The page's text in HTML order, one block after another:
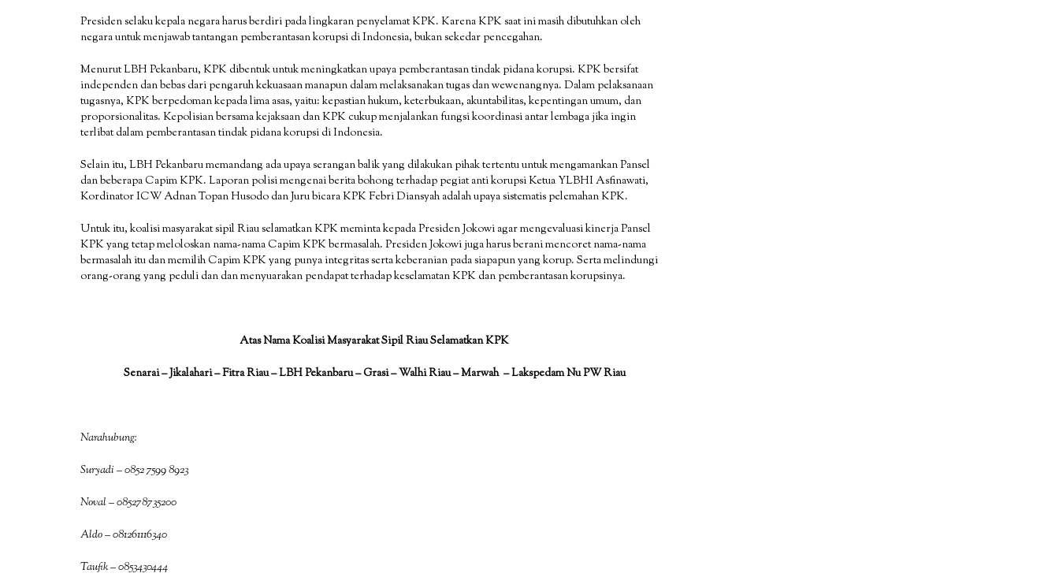
Presiden selaku kepala negara harus berdiri pada lingkaran penyelamat KPK. Karena KPK saat ini masih dibutuhkan oleh
negara untuk menjawab tantangan pemberantasan korupsi di Indonesia, bukan sekedar pencegahan.
Menurut LBH Pekanbaru, KPK dibentuk untuk meningkatkan upaya pemberantasan tindak pidana korupsi. KPK bersifat
independen dan bebas dari pengaruh kekuasaan manapun dalam melaksanakan tugas dan wewenangnya. Dalam pelaksanaan
tugasnya, KPK berpedoman kepada lima asas, yaitu: kepastian hukum, keterbukaan, akuntabilitas, kepentingan umum, dan
proporsionalitas. Kepolisian bersama kejaksaan dan KPK cukup menjalankan fungsi koordinasi antar lembaga jika ingin
terlibat dalam pemberantasan tindak pidana korupsi di Indonesia.
Selain itu, LBH Pekanbaru memandang ada upaya serangan balik yang dilakukan pihak tertentu untuk mengamankan Pansel
dan beberapa Capim KPK. Laporan polisi mengenai berita bohong terhadap pegiat anti korupsi Ketua YLBHI Asfinawati,
Kordinator ICW Adnan Topan Husodo dan Juru bicara KPK Febri Diansyah adalah upaya sistematis pelemahan KPK.
Untuk itu, koalisi masyarakat sipil Riau selamatkan KPK meminta kepada Presiden Jokowi agar mengevaluasi kinerja Pansel
KPK yang tetap meloloskan nama-nama Capim KPK bermasalah. Presiden Jokowi juga harus berani mencoret nama-nama
bermasalah itu dan memilih Capim KPK yang punya integritas serta keberanian pada siapapun yang korup. Serta melindungi
orang-orang yang peduli dan dan menyuarakan pendapat terhadap keselamatan KPK dan pemberantasan korupsinya.
Atas Nama Koalisi Masyarakat Sipil Riau Selamatkan KPK
Senarai – Jikalahari – Fitra Riau – LBH Pekanbaru – Grasi – Walhi Riau – Marwah – Lakspedam Nu PW Riau
Narahubung:
Suryadi – 0852 7599 8923
Noval – 085278735200
Aldo – 081261116340
Taufik – 0853430444